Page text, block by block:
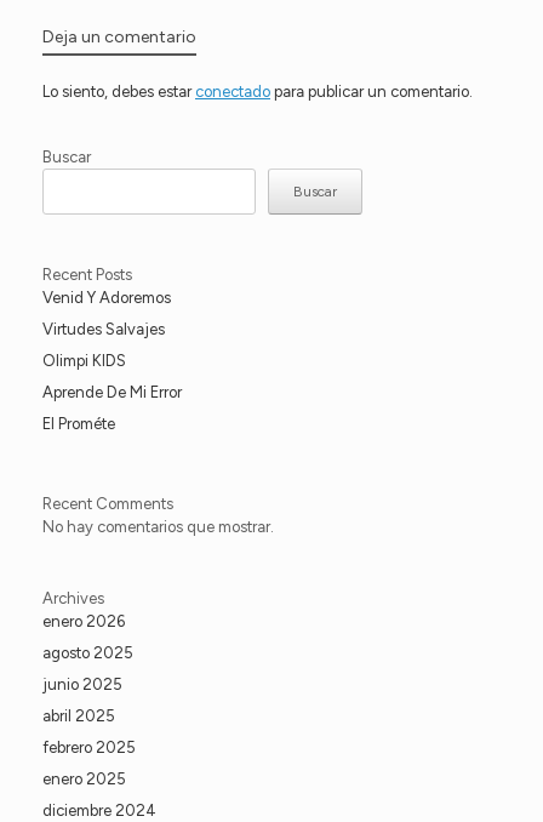
Deja un comentario
Lo siento, debes estar conectado para publicar un comentario.
Buscar
Buscar
Recent Posts
Venid Y Adoremos
Virtudes Salvajes
Olimpi KIDS
Aprende De Mi Error
El Prométe
Recent Comments
No hay comentarios que mostrar.
Archives
enero 2026
agosto 2025
junio 2025
abril 2025
febrero 2025
enero 2025
diciembre 2024